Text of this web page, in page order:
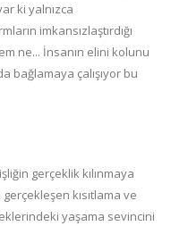
ki yalnızca
imkansızlaştırdığı
ne... İnsanın elini kolunu
bağlamaya çalışıyor bu
gerçeklik kılınmaya
gerçekleşen kısıtlama ve
yaşama sevincini